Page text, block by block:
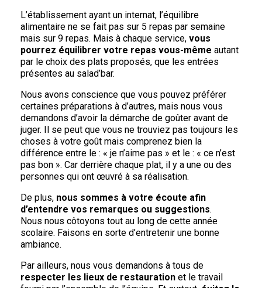
L’établissement ayant un internat, l’équilibre
alimentaire ne se fait pas sur 5 repas par semaine
mais sur 9 repas. Mais à chaque service, vous
pourrez équilibrer votre repas vous-même autant
par le choix des plats proposés, que les entrées
présentes au salad’bar.
Nous avons conscience que vous pouvez préférer
certaines préparations à d’autres, mais nous vous
demandons d’avoir la démarche de goûter avant de
juger. Il se peut que vous ne trouviez pas toujours les
choses à votre goût mais comprenez bien la
différence entre le : « je n’aime pas » et le : « ce n’est
pas bon ». Car derrière chaque plat, il y a une ou des
personnes qui ont œuvré à sa réalisation.
De plus, nous sommes à votre écoute afin
d’entendre vos remarques ou suggestions.
Nous nous côtoyons tout au long de cette année
scolaire. Faisons en sorte d’entretenir une bonne
ambiance.
Par ailleurs, nous vous demandons à tous de
respecter les lieux de restauration et le travail